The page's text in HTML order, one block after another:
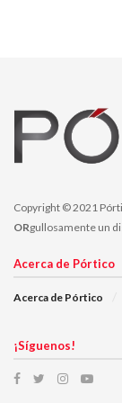
Copyright © 2021
ORgullosamente un
Acerca de Pórtico
Acerca de Pórtico
¡Síguenos!